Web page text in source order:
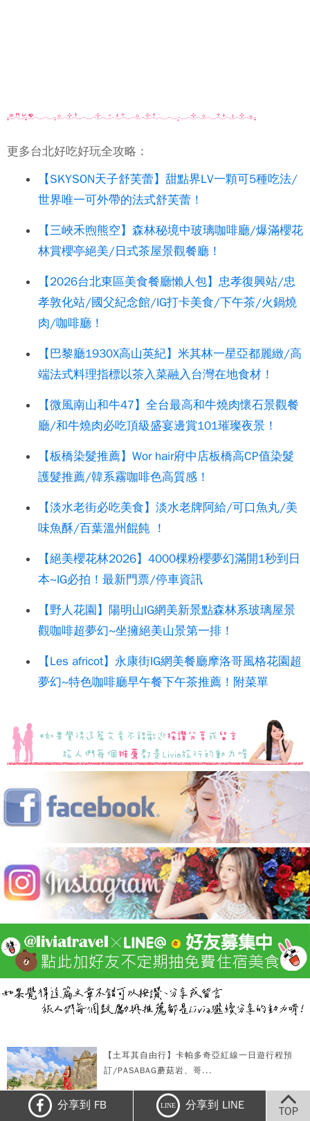
更多台北好吃好玩全攻略：
【SKYSON天子舒芙蕾】甜點界LV一顆可5種吃法/
世界唯一可外帶的法式舒芙蕾！
【三峽禾煦熊空】森林秘境中玻璃咖啡廳/爆滿櫻花
林賞櫻亭絕美/日式茶屋景觀餐廳！
【2026台北東區美食餐廳懶人包】忠孝復興站/忠
孝敦化站/國父紀念館/IG打卡美食/下午茶/火鍋燒
肉/咖啡廳！
【巴黎廳1930X高山英紀】米其林一星亞都麗緻/高
端法式料理指標以茶入菜融入台灣在地食材！
【微風南山和牛47】全台最高和牛燒肉懷石景觀餐
廳/和牛燒肉必吃頂級盛宴邊賞101璀璨夜景！
【板橋染髮推薦】Wor hair府中店板橋高CP值染髮
護髮推薦/韓系霧咖啡色高質感！
【淡水老街必吃美食】淡水老牌阿給/可口魚丸/美
味魚酥/百葉溫州餛飩 ！
【絕美櫻花林2026】4000棵粉櫻夢幻滿開1秒到日
本~IG必拍！最新門票/停車資訊
【野人花園】陽明山IG網美新景點森林系玻璃屋景
觀咖啡超夢幻~坐擁絕美山景第一排！
【Les africot】永康街IG網美餐廳摩洛哥風格花園超
夢幻~特色咖啡廳早午餐下午茶推薦！附菜單
【土耳其自由行】卡帕多奇亞紅線一日遊行程預
訂/PASABAG蘑菇岩、哥...
分享到 FB LINE 分享到 LINE TOP